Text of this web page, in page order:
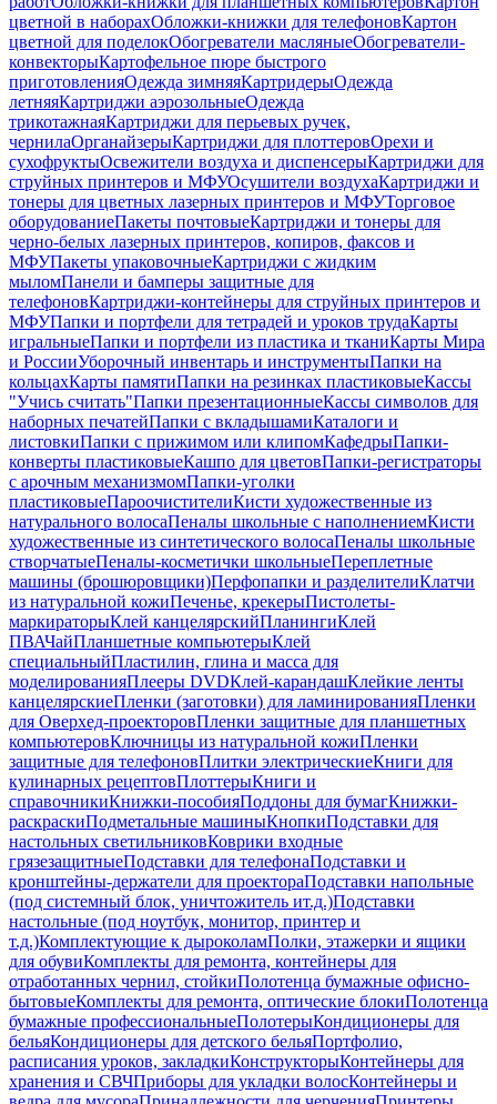
цветной в наборахОбложки-книжки для телефоновКартон
цветной для поделокОбогреватели масляныеОбогреватели-
конвекторыКартофельное пюре быстрого
приготовленияОдежда зимняяКартридерыОдежда
летняяКартриджи аэрозольныеОдежда
трикотажнаяКартриджи для перьевых ручек,
чернилаОрганайзерыКартриджи для плоттеровОрехи и
сухофруктыОсвежители воздуха и диспенсерыКартриджи для
струйных принтеров и МФУОсушители воздухаКартриджи и
тонеры для цветных лазерных принтеров и МФУТорговое
оборудованиеПакеты почтовыеКартриджи и тонеры для
черно-белых лазерных принтеров, копиров, факсов и
МФУПакеты упаковочныеКартриджи с жидким
мыломПанели и бамперы защитные для
телефоновКартриджи-контейнеры для струйных принтеров и
МФУПапки и портфели для тетрадей и уроков трудаКарты
игральныеПапки и портфели из пластика и тканиКарты Мира
и РоссииУборочный инвентарь и инструментыПапки на
кольцахКарты памятиПапки на резинках пластиковыеКассы
"Учись считать"Папки презентационныеКассы символов для
наборных печатейПапки с вкладышамиКаталоги и
листовкиПапки с прижимом или клипомКафедрыПапки-
конверты пластиковыеКашпо для цветовПапки-регистраторы
с арочным механизмомПапки-уголки
пластиковыеПароочистителиКисти художественные из
натурального волосаПеналы школьные с наполнениемКисти
художественные из синтетического волосаПеналы школьные
створчатыеПеналы-косметички школьныеПереплетные
машины (брошюровщики)Перфопапки и разделителиКлатчи
из натуральной кожиПеченье, крекерыПистолеты-
маркираторыКлей канцелярскийПланингиКлей
ПВАЧайПланшетные компьютерыКлей
специальныйПластилин, глина и масса для
моделированияПлееры DVDКлей-карандашКлейкие ленты
канцелярскиеПленки (заготовки) для ламинированияПленки
для Оверхед-проекторовПленки защитные для планшетных
компьютеровКлючницы из натуральной кожиПленки
защитные для телефоновПлитки электрическиеКниги для
кулинарных рецептовПлоттерыКниги и
справочникиКнижки-пособияПоддоны для бумагКнижки-
раскраскиПодметальные машиныКнопкиПодставки для
настольных светильниковКоврики входные
грязезащитныеПодставки для телефонаПодставки и
кронштейны-держатели для проектораПодставки напольные
(под системный блок, уничтожитель ит.д.)Подставки
настольные (под ноутбук, монитор, принтер и
т.д.)Комплектующие к дыроколамПолки, этажерки и ящики
для обувиКомплекты для ремонта, контейнеры для
отработанных чернил, стойкиПолотенца бумажные офисно-
бытовыеКомплекты для ремонта, оптические блокиПолотенца
бумажные профессиональныеПолотерыКондиционеры для
бельяКондиционеры для детского бельяПортфолио,
расписания уроков, закладкиКонструкторыКонтейнеры для
хранения и СВЧПриборы для укладки волосКонтейнеры и